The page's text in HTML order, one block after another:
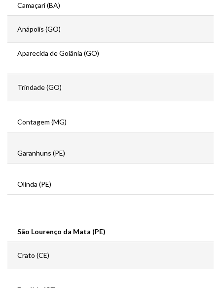
Camaçari (BA)
Anápolis (GO)
Aparecida de Goiânia (GO)
Trindade (GO)
Contagem (MG)
Garanhuns (PE)
Olinda (PE)
São Lourenço da Mata (PE)
Crato (CE)